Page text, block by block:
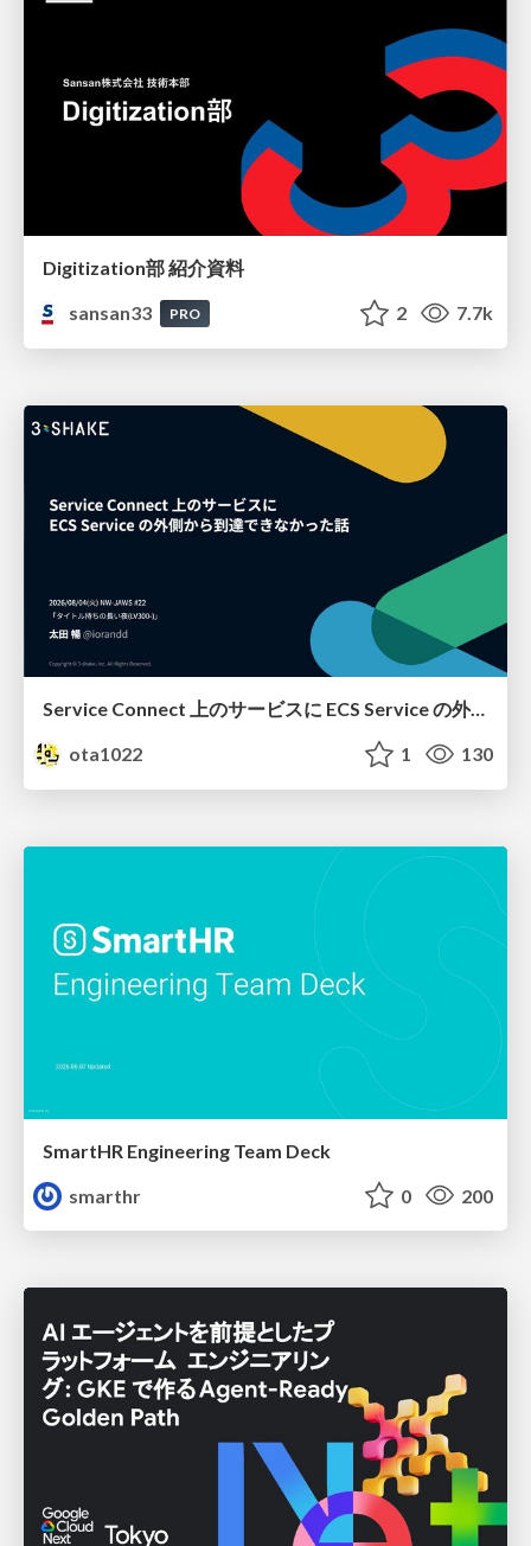
Digitization部 紹介資料
sansan33
PRO 2 7.7k
Service Connect 上のサービスに ECS Service の外側から到達できなかった話
ota1022
1 130
SmartHR Engineering Team Deck
smarthr
0 200